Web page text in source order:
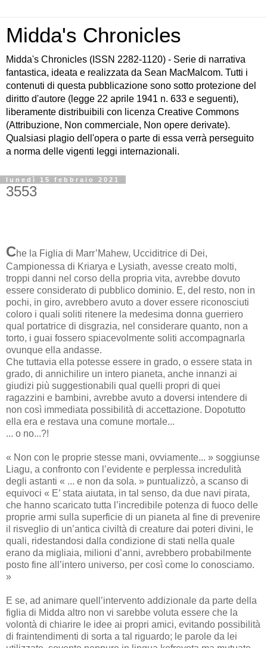
Midda's Chronicles
Midda's Chronicles (ISSN 2282-1120) - Serie di narrativa
fantastica, ideata e realizzata da Sean MacMalcom. Tutti i
contenuti di questa pubblicazione sono sotto protezione del
diritto d'autore (legge 22 aprile 1941 n. 633 e seguenti),
liberamente distribuibili con licenza Creative Commons
(Attribuzione, Non commerciale, Non opere derivate).
Qualsiasi plagio dell'opera o parte di essa verrà perseguito
a norma delle vigenti leggi internazionali.
lunedì 15 febbraio 2021
3553
Che la Figlia di Marr’Mahew, Ucciditrice di Dei,
Campionessa di Kriarya e Lysiath, avesse creato molti,
troppi danni nel corso della propria vita, avrebbe dovuto
essere considerato di pubblico dominio. E, del resto, non in
pochi, in giro, avrebbero avuto a dover essere riconosciuti
coloro i quali soliti ritenere la medesima donna guerriero
qual portatrice di disgrazia, nel considerare quanto, non a
torto, i guai fossero spiacevolmente soliti accompagnarla
ovunque ella andasse.
Che tuttavia ella potesse essere in grado, o essere stata in
grado, di annichilire un intero pianeta, anche innanzi ai
giudizi più suggestionabili qual quelli propri di quei
ragazzini e bambini, avrebbe avuto a doversi intendere di
non così immediata possibilità di accettazione. Dopotutto
ella era e restava una comune mortale...
... o no...?!
« Non con le proprie stesse mani, ovviamente... » soggiunse
Liagu, a confronto con l’evidente e perplessa incredulità
degli astanti « ... e non da sola. » puntualizzò, a scanso di
equivoci « E’ stata aiutata, in tal senso, da due navi pirata,
che hanno scaricato tutta l’incredibile potenza di fuoco delle
proprie armi sulla superficie di un pianeta al fine di prevenire
il risveglio di un’antica civiltà di creature dai poteri divini, le
quali, ridestandosi dalla condizione di stati nella quale
erano da migliaia, milioni d’anni, avrebbero probabilmente
posto fine all’intero universo, per così come lo conosciamo.
»
E se, ad animare quell’intervento addizionale da parte della
figlia di Midda altro non vi sarebbe voluta essere che la
volontà di chiarire le idee ai propri amici, evitando possibilità
di fraintendimenti di sorta a tal riguardo; le parole da lei